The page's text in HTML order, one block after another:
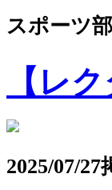
スポーツ
【レ
2025/07/27